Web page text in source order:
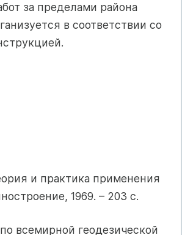
за пределами района
в соответствии со
и практика применения
1969. – 203 с.
всемирной геодезической